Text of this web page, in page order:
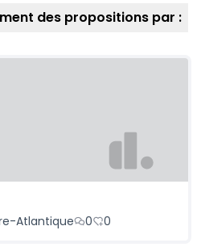
des propositions par :
Atlantique 0 0